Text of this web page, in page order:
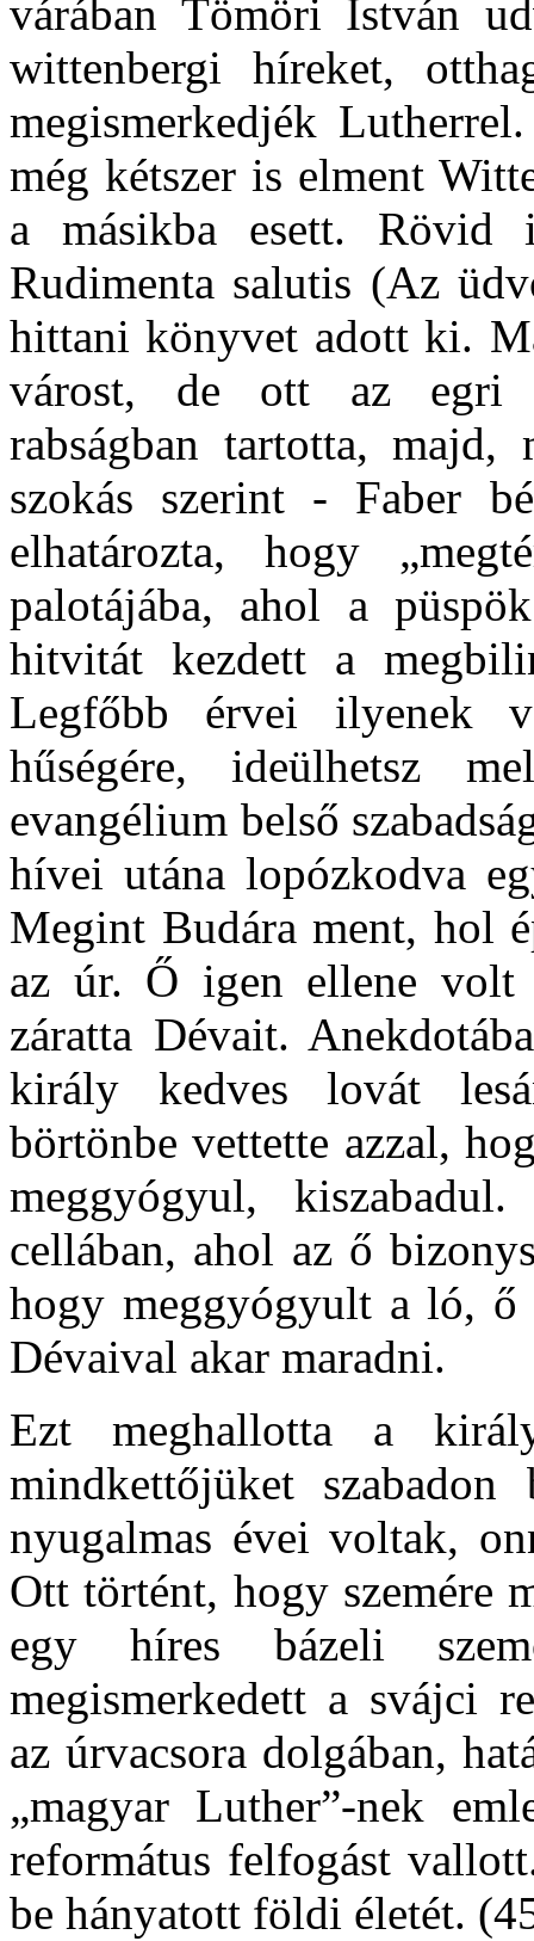
várában Tömöri István
wittenbergi híreket,
megismerkedjék
még kétszer is elment
a másikba esett. Rövid
Rudimenta salutis (Az
hittani könyvet adott ki.
várost, de ott az egri
rabságban tartotta,
szokás szerint - Faber
elhatározta, hogy
palotájába, ahol a
hitvitát kezdett a
Legfőbb érvei ilyenek
hűségére, ideülhetsz
evangélium belső
hívei utána lopózkodva
Megint Budára ment, hol
az úr. Ő igen ellene volt
záratta Dévait.
király kedves lovát
börtönbe vettette azzal,
meggyógyul,
cellában, ahol az ő
hogy meggyógyult a ló, ő
Dévaival akar maradni.
Ezt meghallotta a
mindkettőjüket szabadon
nyugalmas évei voltak,
Ott történt, hogy szemére
egy híres bázeli
megismerkedett a svájci
az úrvacsora dolgában,
„magyar Luther”-nek
református felfogást
be hányatott földi életét.